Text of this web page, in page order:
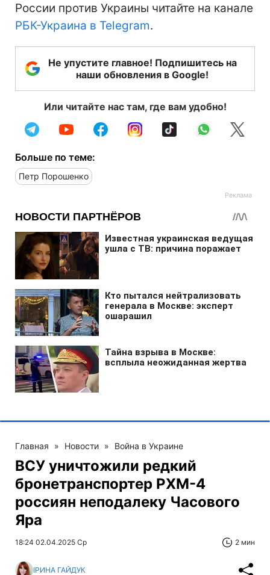
России против Украины читайте на канале
РБК-Украина в Telegram.
Не упустите главное! Подпишитесь на
наши обновления в Google!
Или читайте нас там, где вам удобно!
Больше по теме:
Петр Порошенко
Главная » Новости » Война в Украине
ВСУ уничтожили редкий
бронетранспортер РХМ-4
россиян неподалеку Часового
Яра
18:24 02.04.2025 Ср 2 мин
ІРИНА ГАЙДУК